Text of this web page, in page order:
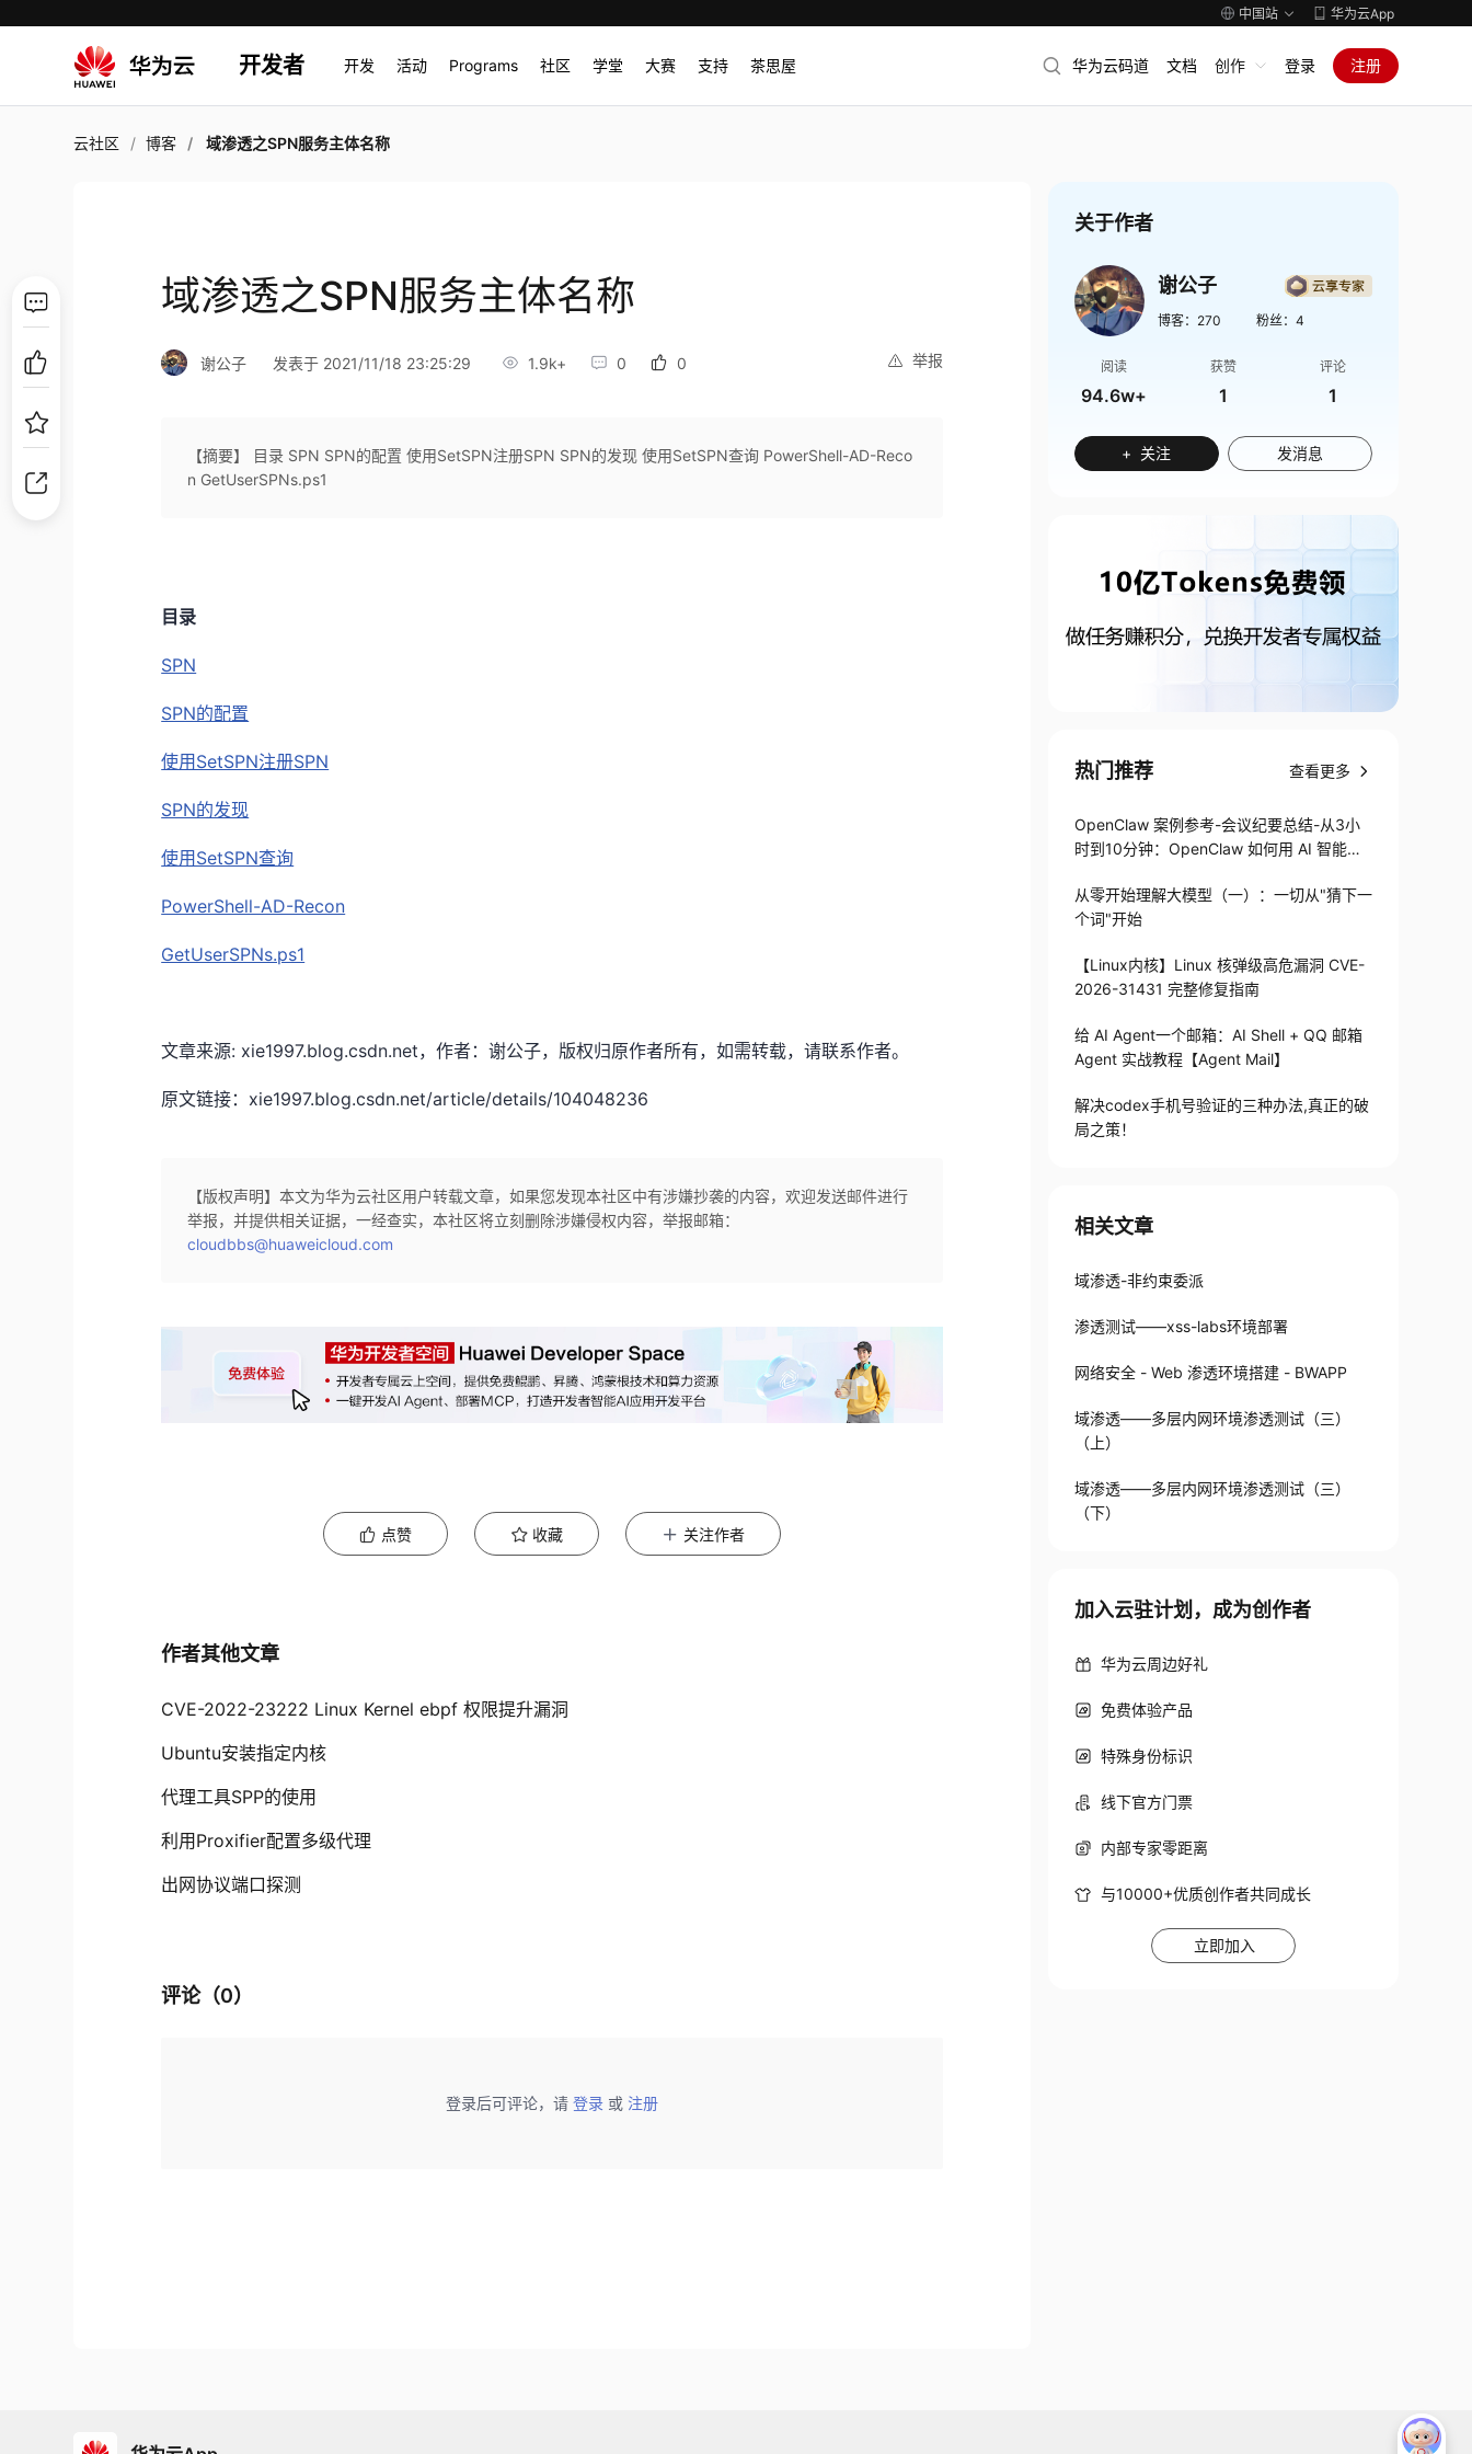
中国站 华为云App
开发者 开发 活动 Programs 社区 学堂 大赛 支持 茶思屋 华为云码道 文档 创作 登录 注册
云社区 博客 域渗透之SPN服务主体名称
域渗透之SPN服务主体名称
举报
谢公子 发表于 2021/11/18 23:25:29 1.9k+ 0 0
【摘要】 目录 SPN SPN的配置 使用SetSPN注册SPN SPN的发现 使用SetSPN查询 PowerShell-AD-Reco
n GetUserSPNs.ps1
目录
SPN
SPN的配置
使用SetSPN注册SPN
SPN的发现
使用SetSPN查询
PowerShell-AD-Recon
GetUserSPNs.ps1
文章来源: xie1997.blog.csdn.net，作者：谢公子，版权归原作者所有，如需转载，请联系作者。
原文链接：xie1997.blog.csdn.net/article/details/104048236
【版权声明】本文为华为云社区用户转载文章，如果您发现本社区中有涉嫌抄袭的内容，欢迎发送邮件进行
举报，并提供相关证据，一经查实，本社区将立刻删除涉嫌侵权内容，举报邮箱：
cloudbbs@huaweicloud.com
点赞 收藏 关注作者
作者其他文章
CVE-2022-23222 Linux Kernel ebpf 权限提升漏洞
Ubuntu安装指定内核
代理工具SPP的使用
利用Proxifier配置多级代理
出网协议端口探测
评论（0）
登录后可评论，请 登录 或 注册
关于作者
谢公子
博客： 270 粉丝： 4
阅读
94.6w+
获赞
1
评论
1
+ 关注 发消息
热门推荐 查看更多
OpenClaw 案例参考-会议纪要总结-从3小
时到10分钟：OpenClaw 如何用 AI 智能体
从零开始理解大模型（一）：一切从"猜下一
个词"开始
【Linux内核】Linux 核弹级高危漏洞 CVE-
2026-31431 完整修复指南
给 AI Agent一个邮箱：AI Shell + QQ 邮箱
Agent 实战教程【Agent Mail】
解决codex手机号验证的三种办法,真正的破
局之策！
相关文章
域渗透-非约束委派
渗透测试——xss-labs环境部署
网络安全 - Web 渗透环境搭建 - BWAPP
域渗透——多层内网环境渗透测试（三）
（上）
域渗透——多层内网环境渗透测试（三）
（下）
加入云驻计划，成为创作者
华为云周边好礼
免费体验产品
特殊身份标识
线下官方门票
内部专家零距离
与10000+优质创作者共同成长
立即加入